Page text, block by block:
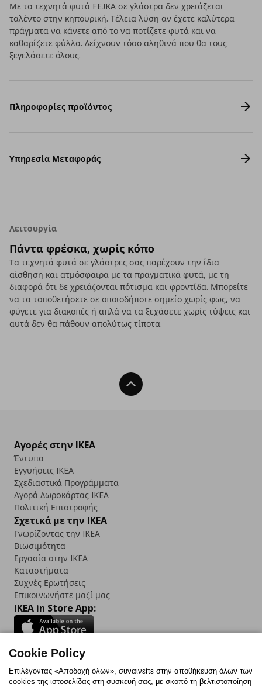
Με τα τεχνητά φυτά FEJKA σε γλάστρα δεν χρειάζεται
ταλέντο στην κηπουρική. Τέλεια λύση αν έχετε καλύτερα
πράγματα να κάνετε από το να ποτίζετε φυτά και να
καθαρίζετε φύλλα. Δείχνουν τόσο αληθινά που θα τους
ξεγελάσετε όλους.
Πληροφορίες προϊόντος
Υπηρεσία Μεταφοράς
Λειτουργία
Πάντα φρέσκα, χωρίς κόπο
Τα τεχνητά φυτά σε γλάστρες σας παρέχουν την ίδια
αίσθηση και ατμόσφαιρα με τα πραγματικά φυτά, με τη
διαφορά ότι δε χρειάζονται πότισμα και φροντίδα. Μπορείτε
να τα τοποθετήσετε σε οποιοδήποτε σημείο χωρίς φως, να
φύγετε για διακοπές ή απλά να τα ξεχάσετε χωρίς τύψεις και
αυτά δεν θα πάθουν απολύτως τίποτα.
Back To Top
Αγορές στην IKEA
Έντυπα
Εγγυήσεις IKEA
Σχεδιαστικά Προγράμματα
Αγορά Δωρoκάρτας IKEA
Πολιτική Επιστροφής
Σχετικά με την IKEA
Γνωρίζοντας την IKEA
Βιωσιμότητα
Εργασία στην IKEA
Καταστήματα
Συχνές Ερωτήσεις
Επικοινωνήστε μαζί μας
IKEA in Store App:
Follow us:
Cookie Policy
Επιλέγοντας «Αποδοχή όλων», συναινείτε στην αποθήκευση όλων των
cookies της ιστοσελίδας στη συσκευή σας, με σκοπό τη βελτιστοποίηση